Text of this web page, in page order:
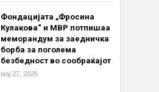
Фондацијата „Фросина
Кулакова“ и МВР потпишаа
меморандум за заедничка
борба за поголема
безбедност во сообраќајот
мај 27, 2026